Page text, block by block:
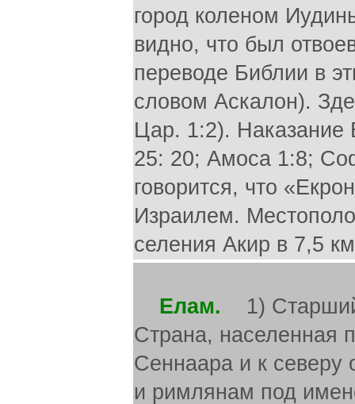
город коленом
видно, что был
переводе Библии в
словом Аскалон).
Цар. 1:2). Наказание
25: 20; Амоса 1:8;
говорится, что
Израилем.
селения Акир в 7,5
Елам. 1)
Страна, населенная
Сеннаара и к северу
и римлянам под